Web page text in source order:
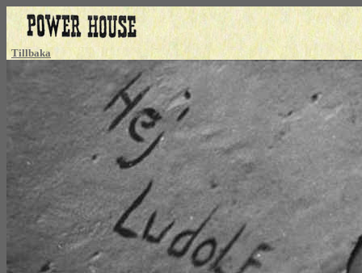
Tillbaka